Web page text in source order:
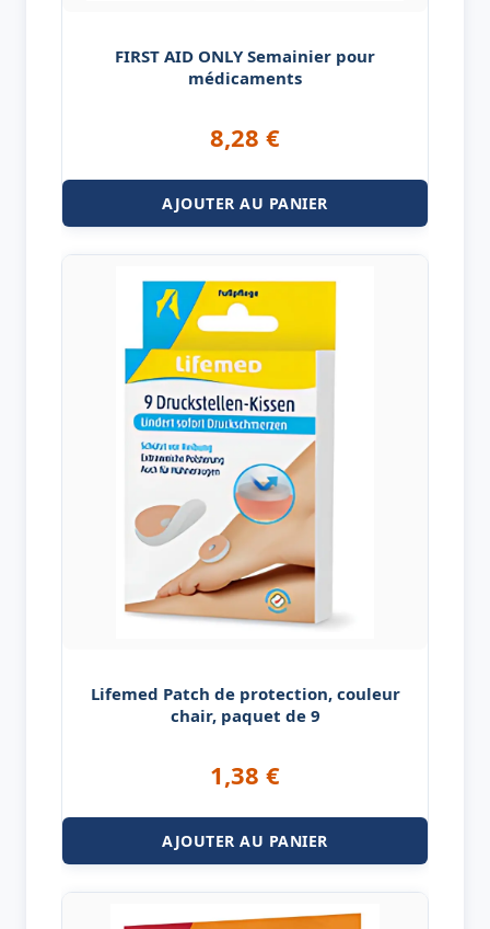
FIRST AID ONLY Semainier pour
médicaments
8,28 €
AJOUTER AU PANIER
Lifemed Patch de protection, couleur
chair, paquet de 9
1,38 €
AJOUTER AU PANIER